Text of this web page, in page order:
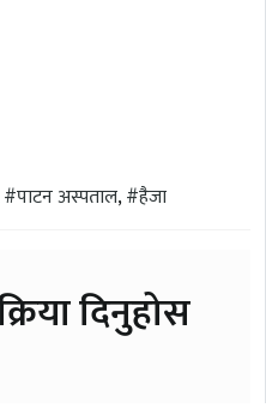
#पाटन अस्पताल,#हैजा
दिनुहोस